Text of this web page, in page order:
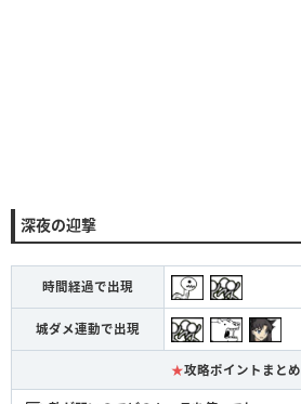
深夜の迎撃
時間経過で出現
城ダメ連動で出現
★攻略ポイントまとめ